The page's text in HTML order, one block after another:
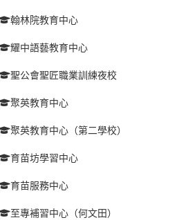
翰林院教育中心
耀中語藝教育中心
聖公會聖匠職業訓練夜校
聚英教育中心
聚英教育中心（第二學校）
育苗坊學習中心
育苗服務中心
至專補習中心（何文田）